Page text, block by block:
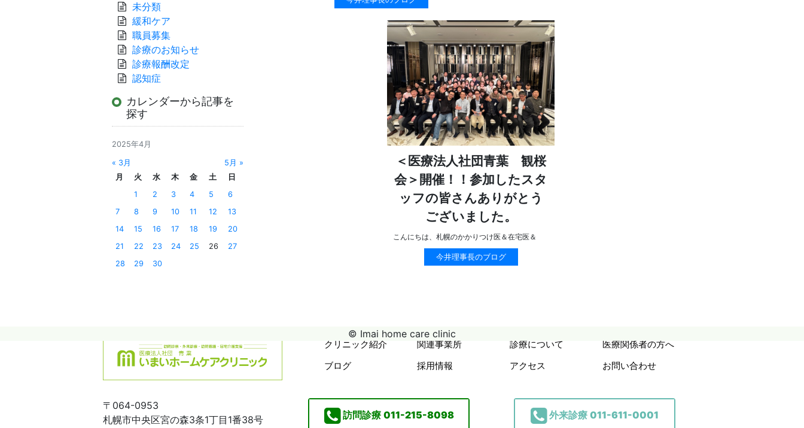
＜医療法人社団青葉 観桜
会＞開催！！参加したスタ
ッフの皆さんありがとう
ございました。
こんにちは、札幌のかかりつけ医＆在宅医＆
今井理事長のブログ
未分類
緩和ケア
職員募集
診療のお知らせ
診療報酬改定
認知症
カレンダーから記事を
探す
2025年4月
« 3月
5月 »
月
火 水 木 金 土
日
1
2 3 4 5
6
7
8 9 10 11 12
13
14
15 16 17 18 19
20
21
22 23 24 25 26
27
28
29 30
クリニック紹介 関連事業所 診療について
医療関係者の方へ
ブログ
採用情報 アクセス お問い合わせ
〒064-0953
札幌市中央区宮の森3条1丁目1番38号
訪問診療 011-215-8098 外来診療 011-611-0001
© Imai home care clinic